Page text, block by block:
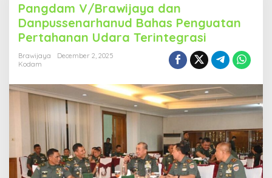
n
g
d
a
m
B
r
a
a
y
a
Pangdam V/Brawijaya dan
Danpussenarhanud Bahas Penguatan
Pertahanan Udara Terintegrasi
Brawijaya
December 2, 2025
Kodam